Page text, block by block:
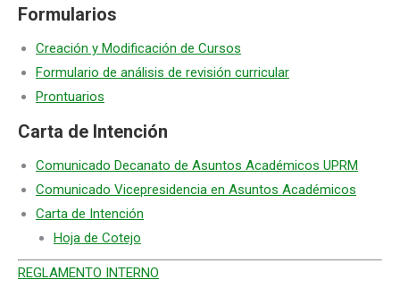
Formularios
Creación y Modificación de Cursos
Formulario de análisis de revisión curricular
Prontuarios
Carta de Intención
Comunicado Decanato de Asuntos Académicos UPRM
Comunicado Vicepresidencia en Asuntos Académicos
Carta de Intención
Hoja de Cotejo
REGLAMENTO INTERNO